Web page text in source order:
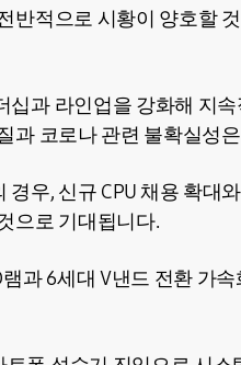
반적으로 시황이 양호할
십과 라인업을 강화해 지
과 코로나 관련 불확실성
경우, 신규 CPU 채용 확대
으로 기대됩니다.
과 6세대 V낸드 전환 가